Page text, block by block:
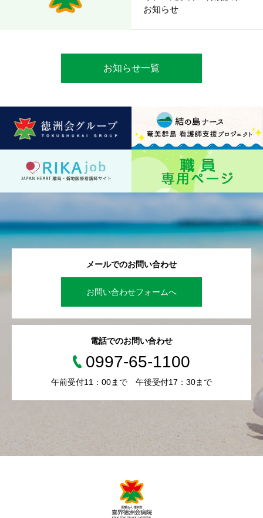
お知らせ
お知らせ一覧
メールでのお問い合わせ
お問い合わせフォームへ
電話でのお問い合わせ
0997-65-1100
午前受付11：00まで 午後受付17：30まで